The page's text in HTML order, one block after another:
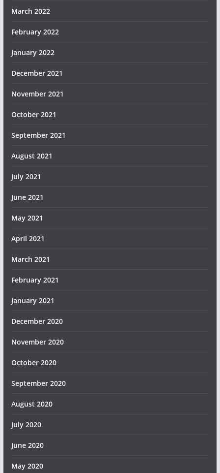
March 2022
February 2022
January 2022
December 2021
November 2021
October 2021
September 2021
August 2021
July 2021
June 2021
May 2021
April 2021
March 2021
February 2021
January 2021
December 2020
November 2020
October 2020
September 2020
August 2020
July 2020
June 2020
May 2020